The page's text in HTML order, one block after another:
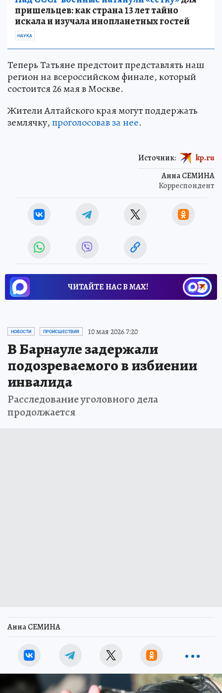
пришельцев: как страна 13 лет тайно
искала и изучала инопланетных гостей
НАУКА
Теперь Татьяне предстоит представлять наш
регион на всероссийском финале, который
состоится 26 мая в Москве.
Жители Алтайского края могут поддержать
землячку,проголосовав за нее.
Анна СЕМИНА
Корреспондент
Источник: kp.ru
ЧИТАЙТЕ НАС В МАХ!
НОВОСТИ ПРОИСШЕСТВИЯ 10 мая 2026 7:20
В Барнауле задержали
подозреваемого в избиении
инвалида
Расследование уголовного дела
продолжается
Анна СЕМИНА